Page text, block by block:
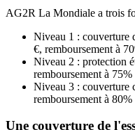
AG2R La Mondiale a trois
Niveau 1 : couverture
€, remboursement à
Niveau 2 : protection
remboursement à 75%
Niveau 3 : couverture
remboursement à 80%
Une couverture de